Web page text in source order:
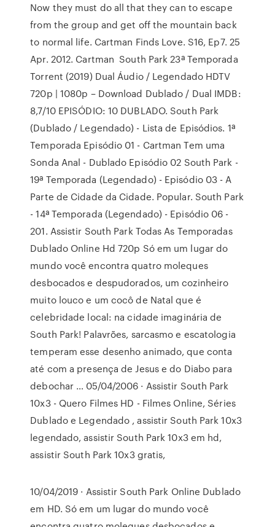
Now they must do all that they can to escape
from the group and get off the mountain back
to normal life. Cartman Finds Love. S16, Ep7. 25
Apr. 2012. Cartman South Park 23ª Temporada
Torrent (2019) Dual Áudio / Legendado HDTV
720p | 1080p – Download Dublado / Dual IMDB:
8,7/10 EPISÓDIO: 10 DUBLADO. South Park
(Dublado / Legendado) - Lista de Episódios. 1ª
Temporada Episódio 01 - Cartman Tem uma
Sonda Anal - Dublado Episódio 02 South Park -
19ª Temporada (Legendado) - Episódio 03 - A
Parte de Cidade da Cidade. Popular. South Park
- 14ª Temporada (Legendado) - Episódio 06 -
201. Assistir South Park Todas As Temporadas
Dublado Online Hd 720p Só em um lugar do
mundo você encontra quatro moleques
desbocados e despudorados, um cozinheiro
muito louco e um cocô de Natal que é
celebridade local: na cidade imaginária de
South Park! Palavrões, sarcasmo e escatologia
temperam esse desenho animado, que conta
até com a presença de Jesus e do Diabo para
debochar … 05/04/2006 · Assistir South Park
10x3 - Quero Filmes HD - Filmes Online, Séries
Dublado e Legendado , assistir South Park 10x3
legendado, assistir South Park 10x3 em hd,
assistir South Park 10x3 gratis,
10/04/2019 · Assistir South Park Online Dublado
em HD. Só em um lugar do mundo você